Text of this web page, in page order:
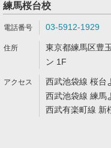
練馬桜台校
03-5912-1929
東京都練馬区豊
ン 1F
西武池袋線 桜台
西武池袋線 練馬
西武有楽町線 新